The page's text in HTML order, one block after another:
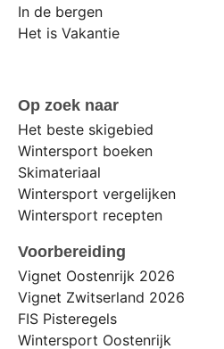
In de bergen
Het is Vakantie
Op zoek naar
Het beste skigebied
Wintersport boeken
Skimateriaal
Wintersport vergelijken
Wintersport recepten
Voorbereiding
Vignet Oostenrijk 2026
Vignet Zwitserland 2026
FIS Pisteregels
Wintersport Oostenrijk